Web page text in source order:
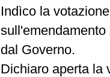
Indìco la
dal Governo.
Dichiaro aperta la